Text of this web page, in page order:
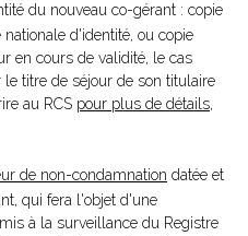
du nouveau co-gérant : copie
d'identité, ou copie
en cours de validité, le cas
titre de séjour de son titulaire
au RCS pour plus de détails,
de non-condamnation datée et
qui fera l'objet d'une
à la surveillance du Registre